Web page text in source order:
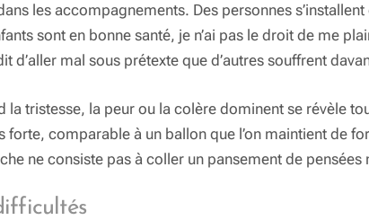
les accompagnements. Des personnes
sont en bonne santé, je n’ai pas le droit de me
d’aller mal sous prétexte que d’autres souffrent
la tristesse, la peur ou la colère dominent se révèle
comparable à un ballon que l’on maintient de
ne consiste pas à coller un pansement de